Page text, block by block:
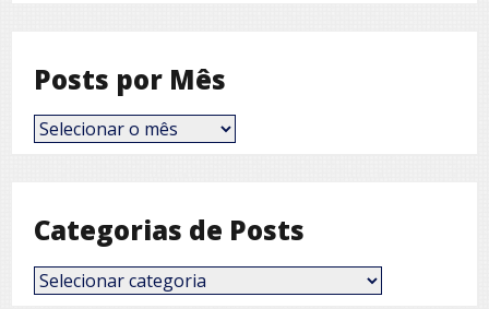
Posts por Mês
Posts
por
Categorias de Posts
Categorias
de